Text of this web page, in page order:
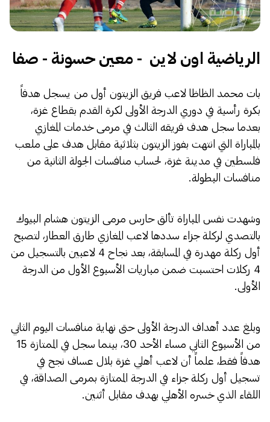
الرياضية اون لاين - معين حسونة - صفا
بات محمد الظاظا لاعب فريق الزيتون أول من يسجل هدفاً
بكرة رأسية في دوري الدرجة الأولى لكرة القدم بقطاع غزة،
بعدما سجل هدف فريقه الثالث في مرمى خدمات المغازي
بالمباراة التي انتهت بفوز الزيتون بثلاثية مقابل هدف على ملعب
فلسطين في مدينة غزة، لحساب منافسات الجولة الثانية من
منافسات البطولة.
وشهدت نفس المباراة تألق حارس مرمى الزيتون هشام البيوك
بالتصدي لركلة جزاء سددها لاعب المغازي طارق العطار، لتصبح
أول ركلة مهدرة في المسابقة، بعد نجاح 4 لاعبين بالتسجيل من
4 ركلات احتسبت ضمن مباريات الأسبوع الأول من الدرجة
الأولى.
وبلغ عدد أهداف الدرجة الأولى حتى نهاية منافسات اليوم الثاني
من الأسبوع الثاني مساء الأحد 30، بينما سجل في الممتازة 15
هدفاً فقط، علماً أن لاعب أهلي غزة بلال عساف نجح في
تسجيل أول ركلة جزاء في الدرجة الممتازة بمرمى الصداقة، في
اللقاء الذي خسره الأهلي بهدف مقابل أثنين.